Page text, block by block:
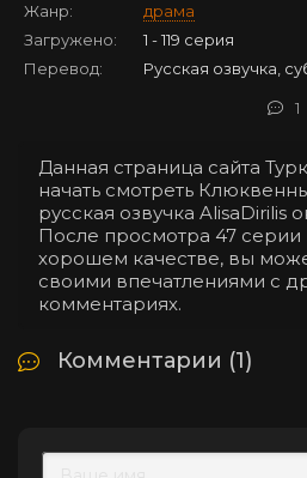
Жанр:
драма
Загружено:
1 - 119 серия
Перевод:
Русская озвучка,
1
Данная страница сайта
начать смотреть
русская озвучка AlisaDirilis
После просмотра 47 серии
хорошем качестве, вы
своими впечатлениями с
комментариях.
Комментарии (1)